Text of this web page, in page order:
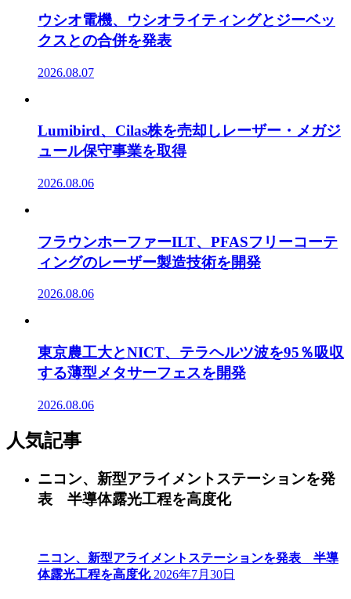
ウシオ電機、ウシオライティングとジーベッ
クスとの合併を発表
2026.08.07
Lumibird、Cilas株を売却しレーザー・メガジ
ュール保守事業を取得
2026.08.06
フラウンホーファーILT、PFASフリーコーテ
ィングのレーザー製造技術を開発
2026.08.06
東京農工大とNICT、テラヘルツ波を95％吸収
する薄型メタサーフェスを開発
2026.08.06
人気記事
ニコン、新型アライメントステーションを発
表 半導体露光工程を高度化
ニコン、新型アライメントステーションを発表 半導
体露光工程を高度化 2026年7月30日